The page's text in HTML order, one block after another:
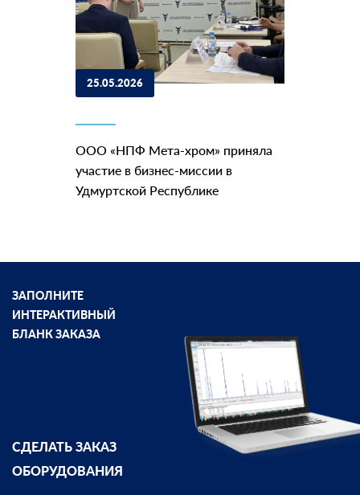
25.05.2026
ООО «НПФ Мета-хром» приняла
участие в бизнес-миссии в
Удмуртской Республике
ЗАПОЛНИТЕ
ИНТЕРАКТИВНЫЙ
БЛАНК ЗАКАЗА
СДЕЛАТЬ ЗАКАЗ
ОБОРУДОВАНИЯ